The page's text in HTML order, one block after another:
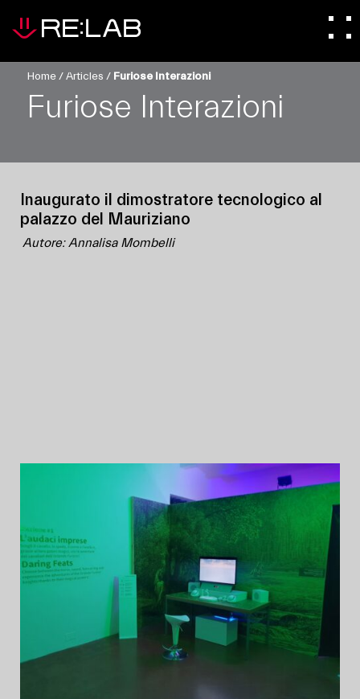
Home/Articles / Furiose Interazioni
Furiose Interazioni
Inaugurato il dimostratore tecnologico al
palazzo del Mauriziano
Autore: Annalisa Mombelli